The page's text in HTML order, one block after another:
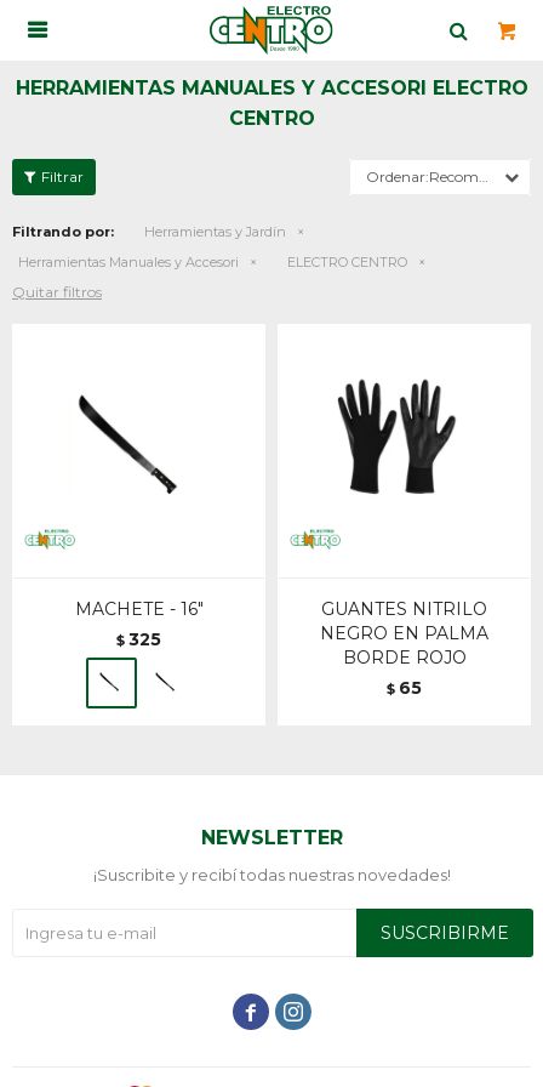

HERRAMIENTAS MANUALES Y ACCESORI ELECTRO
CENTRO
Recomendados
Filtrando por:
Herramientas y Jardín
Herramientas Manuales y Accesori
ELECTRO CENTRO
Quitar filtros
MACHETE - 16"
$ 325
GUANTES NITRILO
NEGRO EN PALMA
BORDE ROJO
$ 65
NEWSLETTER
¡Suscribite y recibí todas nuestras novedades!
SUSCRIBIRME
 